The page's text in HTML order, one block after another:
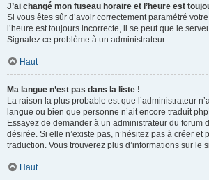
J’ai changé mon fuseau horaire et l’heure est
Si vous êtes sûr d’avoir correctement paramétré
l’heure est toujours incorrecte, il se peut que le
Signalez ce problème à un administrateur.
Haut
Ma langue n’est pas dans la liste !
La raison la plus probable est que l’administrateur
langue ou bien que personne n’ait encore traduit
Essayez de demander à un administrateur du forum
désirée. Si elle n’existe pas, n’hésitez pas à créer et
traduction. Vous trouverez plus d’informations sur le
Haut